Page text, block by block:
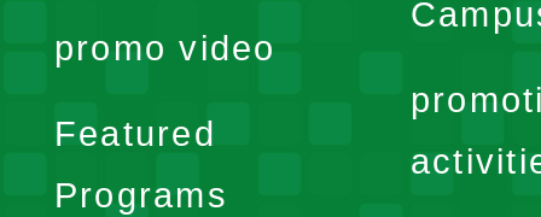
promo video
Featured
Programs